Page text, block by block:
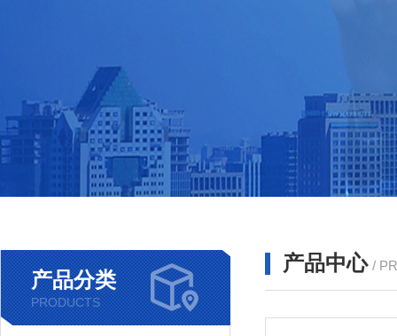
产品分类
PRODUCTS
产品中心 /